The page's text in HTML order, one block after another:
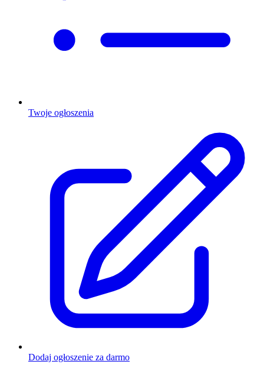
Twoje ogłoszenia
Dodaj ogłoszenie za darmo